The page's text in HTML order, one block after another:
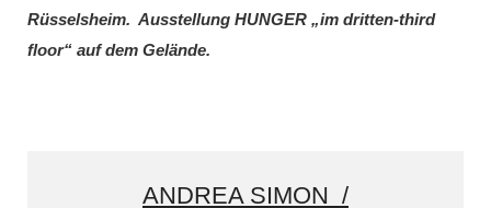
Rüsselsheim. Ausstellung HUNGER „im dritten-third
floor“ auf dem Gelände.
ANDREA SIMON /